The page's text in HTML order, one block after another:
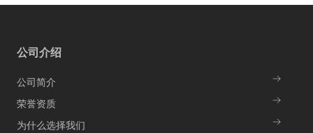
公司介绍
公司简介
荣誉资质
为什么选择我们